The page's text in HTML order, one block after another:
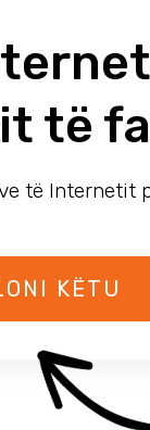
të
të Internetit
KËTU